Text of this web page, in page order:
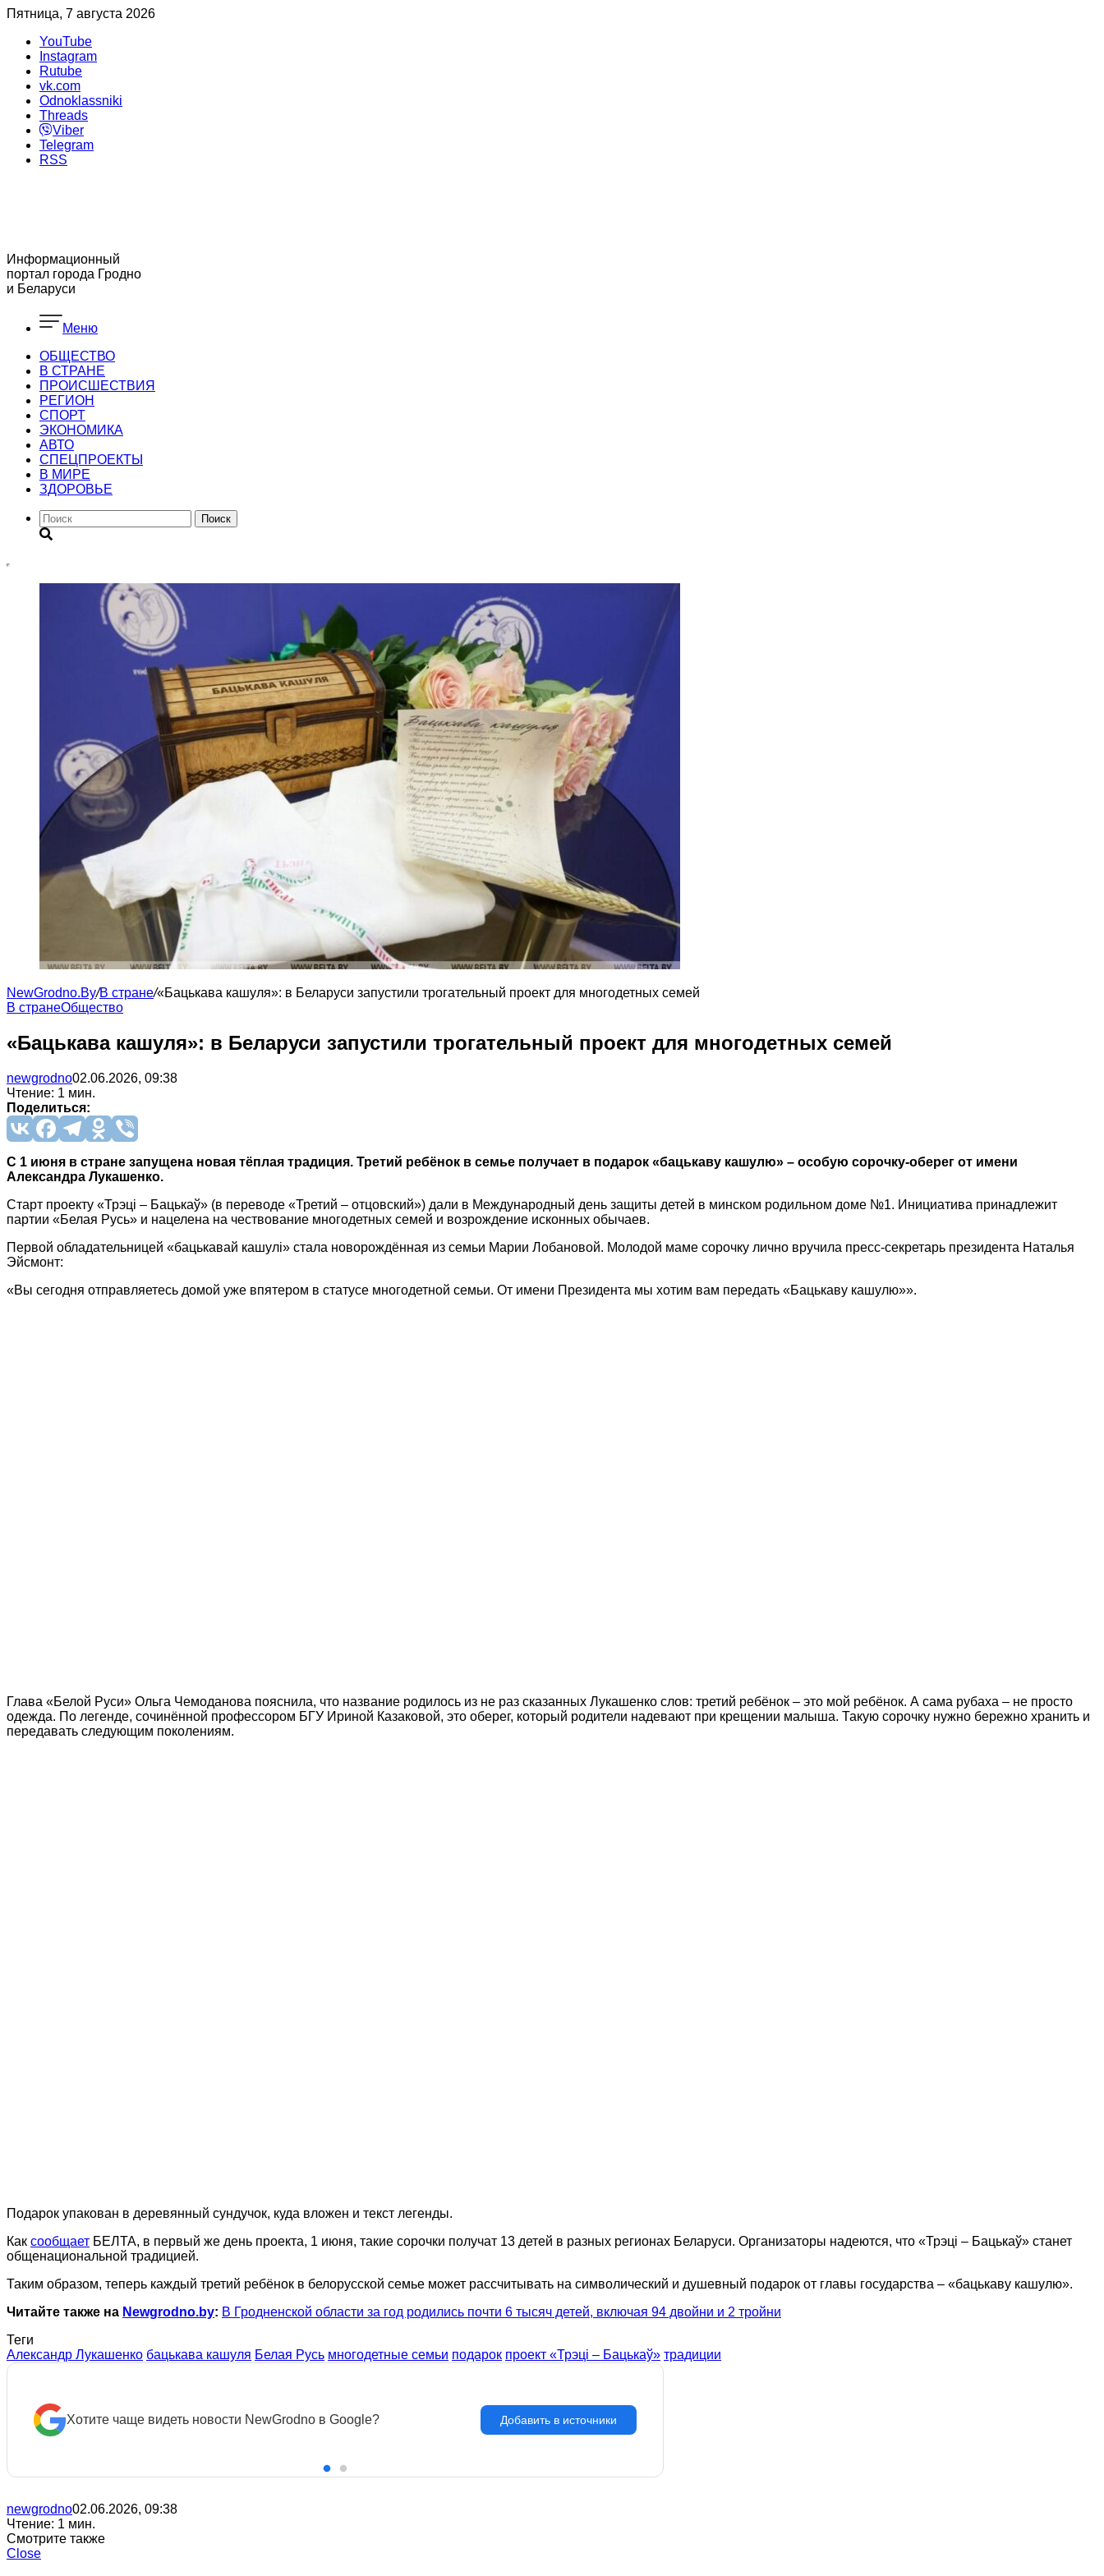
Пятница, 7 августа 2026
YouTube
Instagram
Rutube
vk.com
Odnoklassniki
Threads
Viber
Telegram
RSS
Информационный
портал города Гродно
и Беларуси
Меню
ОБЩЕСТВО
В СТРАНЕ
ПРОИСШЕСТВИЯ
РЕГИОН
CПОРТ
ЭКОНОМИКА
АВТО
СПЕЦПРОЕКТЫ
В МИРЕ
ЗДОРОВЬЕ
Поиск
NewGrodno.By/В стране/«Бацькава кашуля»: в Беларуси запустили трогательный проект для многодетных семей
В странеОбщество
«Бацькава кашуля»: в Беларуси запустили трогательный проект для многодетных семей
newgrodno02.06.2026, 09:38
Чтение: 1 мин.
Поделиться:
С 1 июня в стране запущена новая тёплая традиция. Третий ребёнок в семье получает в подарок «бацькаву кашулю» – особую сорочку-оберег от имени
Александра Лукашенко.
Старт проекту «Трэці – Бацькаў» (в переводе «Третий – отцовский») дали в Международный день защиты детей в минском родильном доме №1. Инициатива принадлежит
партии «Белая Русь» и нацелена на чествование многодетных семей и возрождение исконных обычаев.
Первой обладательницей «бацькавай кашулі» стала новорождённая из семьи Марии Лобановой. Молодой маме сорочку лично вручила пресс-секретарь президента Наталья
Эйсмонт:
«Вы сегодня отправляетесь домой уже впятером в статусе многодетной семьи. От имени Президента мы хотим вам передать «Бацькаву кашулю»».
Глава «Белой Руси» Ольга Чемоданова пояснила, что название родилось из не раз сказанных Лукашенко слов: третий ребёнок – это мой ребёнок. А сама рубаха – не просто
одежда. По легенде, сочинённой профессором БГУ Ириной Казаковой, это оберег, который родители надевают при крещении малыша. Такую сорочку нужно бережно хранить и
передавать следующим поколениям.
Подарок упакован в деревянный сундучок, куда вложен и текст легенды.
Как сообщает БЕЛТА, в первый же день проекта, 1 июня, такие сорочки получат 13 детей в разных регионах Беларуси. Организаторы надеются, что «Трэці – Бацькаў» станет
общенациональной традицией.
Таким образом, теперь каждый третий ребёнок в белорусской семье может рассчитывать на символический и душевный подарок от главы государства – «бацькаву кашулю».
Читайте также на Newgrodno.by: В Гродненской области за год родились почти 6 тысяч детей, включая 94 двойни и 2 тройни
Теги
Александр Лукашенко бацькава кашуля Белая Русь многодетные семьи подарок проект «Трэці – Бацькаў» традиции
Хотите чаще видеть новости NewGrodno в Google? Добавить в источники
newgrodno02.06.2026, 09:38
Чтение: 1 мин.
Смотрите также
Close